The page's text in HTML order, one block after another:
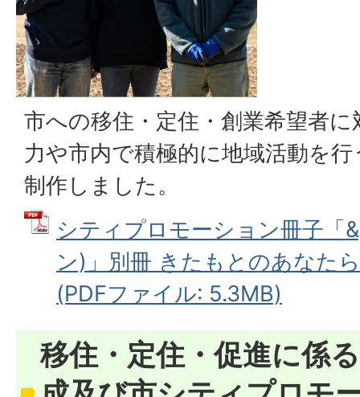
市への移住・定住・創業希望者
力や市内で積極的に地域活動を
制作しました。
シティプロモーション冊子「
ン)」別冊 きたもとのあなた
(PDFファイル: 5.3MB)
移住・定住・促進に係